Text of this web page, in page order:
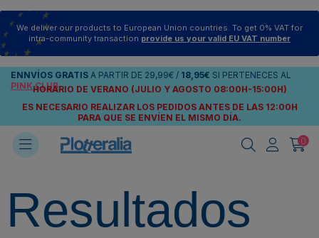
We deliver our products to European Union countries. To get 0% VAT for
intra-community transaction provide us your valid EU VAT number
ENNVÍOS GRATIS A PARTIR DE 29,99€ / 18,95€ SI PERTENECES AL
PINK CLUB
HORARIO DE VERANO (JULIO Y AGOSTO 08:00H-15:00H)
ES NECESARIO REALIZAR LOS PEDIDOS ANTES DE LAS 12:00H
PARA QUE SE ENVÍEN EL MISMO DÍA.
0
Resultados